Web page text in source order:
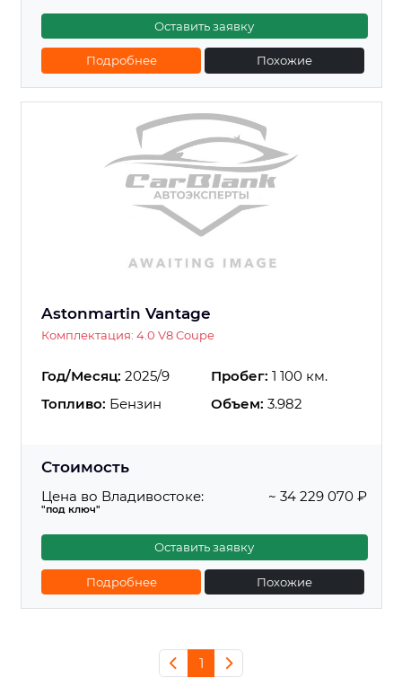
Оставить заявку
Подробнее Похожие
Astonmartin Vantage
Комплектация: 4.0 V8 Coupe
Год/Месяц: 2025/9 Пробег: 1 100 км.
Топливо: Бензин Объем: 3.982
Стоимость
Цена во Владивостоке:
"под ключ"
~ 34 229 070 ₽
Оставить заявку
Подробнее Похожие
1